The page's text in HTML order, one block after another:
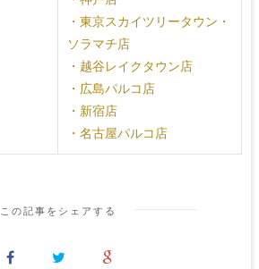
・東京スカイツリータウン・
ソラマチ店
・越谷レイクタウン店
・広島パルコ店
・新宿店
・名古屋パルコ店
この記事をシェアする